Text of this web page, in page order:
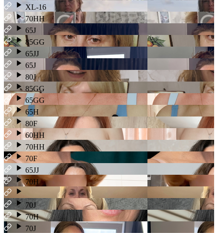
XL-16
70HH
65J
85GG
65JJ
65J
80J
85GG
65GG
65H
80F
60HH
70HH
70F
65JJ
70H
70J
70H
70J